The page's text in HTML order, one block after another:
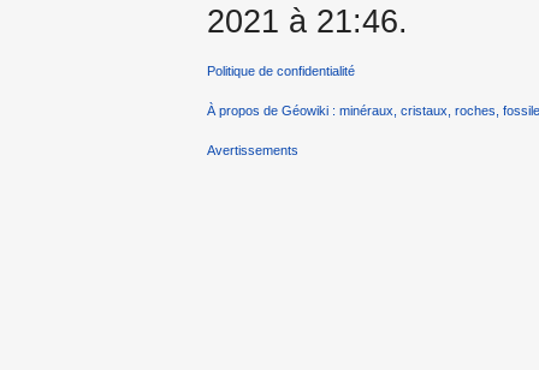
2021 à 21:46.
Politique de confidentialité
À propos de Géowiki : minéraux, cristaux, roches,
Avertissements